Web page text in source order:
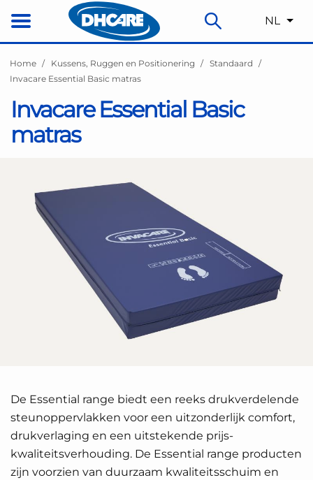
NL
Home Kussens, Ruggen en Positionering
Standaard
Invacare Essential Basic matras
Invacare Essential Basic
matras
De Essential range biedt een reeks drukverdelende
steunoppervlakken voor een uitzonderlijk comfort,
drukverlaging en een uitstekende prijs-
kwaliteitsverhouding. De Essential range producten
zijn voorzien van duurzaam kwaliteitsschuim en